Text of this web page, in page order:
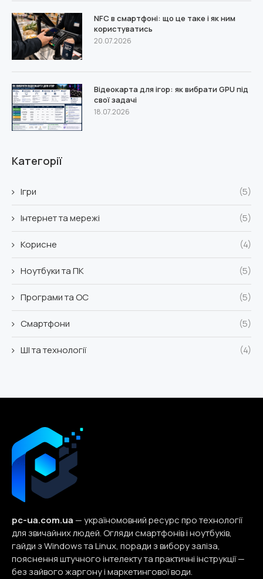
NFC в смартфоні: що це таке і як ним
користуватись
20.07.2026
Відеокарта для ігор: як вибрати GPU під
свої задачі
18.07.2026
Категорії
Ігри (5)
Інтернет та мережі (5)
Корисне (4)
Ноутбуки та ПК (5)
Програми та ОС (5)
Смартфони (5)
ШІ та технології (4)
pc-ua.com.ua — україномовний ресурс про технології
для звичайних людей. Огляди смартфонів і ноутбуків,
гайди з Windows та Linux, поради з вибору заліза,
пояснення штучного інтелекту та практичні інструкції —
без зайвого жаргону і маркетингової води.